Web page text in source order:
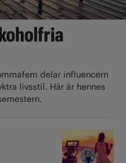
delar influencern
livsstil. Här är hennes